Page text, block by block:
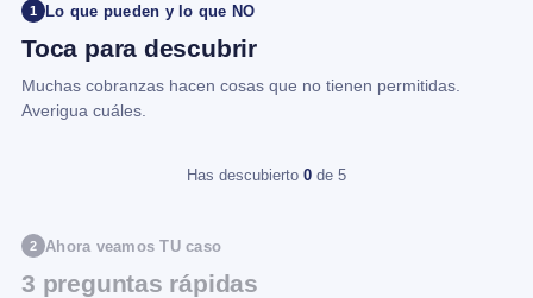
1 Lo que pueden y lo que NO
Toca para descubrir
Muchas cobranzas hacen cosas que no tienen permitidas.
Averigua cuáles.
Has descubierto 0 de 5
2 Ahora veamos TU caso
3 preguntas rápidas